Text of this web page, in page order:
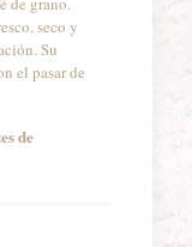
seco y
Su
el pasar de
de